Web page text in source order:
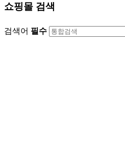
쇼핑몰 검색
검색어 필수